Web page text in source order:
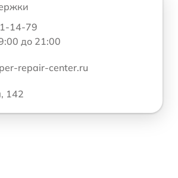
14-79
до 21:00
repair-center.ru
142